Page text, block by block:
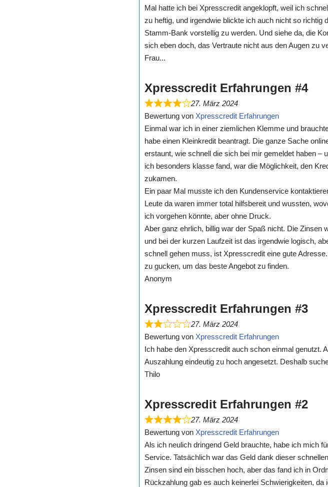
Mal hatte ich bei Xpresscredit angeklopft, weil ich
zu heftig, und irgendwie blickte ich auch nicht so richtig
Stamm-Bank vorstellig zu werden. Und siehe da, die
sich eben doch, das Vertraute nicht aus den Augen zu
Frau...
Xpresscredit Erfahrungen #4
27. März 2024
Bewertung von Xpresscredit Erfahrungen
Einmal war ich in einer ziemlichen Klemme und
habe einen Kleinkredit beantragt. Die ganze Sache
erstaunt, wie schnell die sich bei mir gemeldet haben
ich besonders klasse fand, war die Möglichkeit, den
zukamen.
Ein paar Mal musste ich den Kundenservice
Leute da waren immer total hilfsbereit und wussten,
ich vorgehen könnte, aber ohne Druck.
Aber ganz ehrlich, billig war der Spaß nicht. Die Zinsen
und bei der kurzen Laufzeit ist das irgendwie logisch,
schnell gehen muss, ist Xpresscredit eine gute
zu gucken, um das beste Angebot zu finden.
Anonym
Xpresscredit Erfahrungen #3
27. März 2024
Bewertung von Xpresscredit Erfahrungen
Ich habe den Xpresscredit auch schon einmal genutzt.
Auszahlung eindeutig zu hoch angesetzt. Deshalb
Thilo
Xpresscredit Erfahrungen #2
27. März 2024
Bewertung von Xpresscredit Erfahrungen
Als ich neulich dringend Geld brauchte, habe ich mich
Service. Tatsächlich war das Geld dank dieser
Zinsen sind ein bisschen hoch, aber das fand ich in
Rückzahlung gab es auch keinerlei Schwierigkeiten,